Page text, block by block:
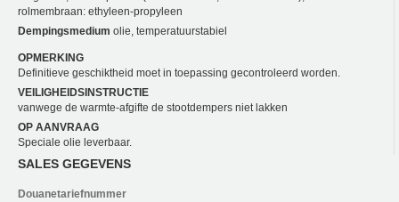
rolmembraan: ethyleen-propyleen
Dempingsmedium olie, temperatuurstabiel
OPMERKING
Definitieve geschiktheid moet in toepassing gecontroleerd worden.
VEILIGHEIDSINSTRUCTIE
vanwege de warmte-afgifte de stootdempers niet lakken
OP AANVRAAG
Speciale olie leverbaar.
SALES GEGEVENS
Douanetariefnummer